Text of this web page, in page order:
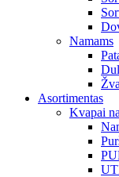
Namams
Asortimentas
Kvapai